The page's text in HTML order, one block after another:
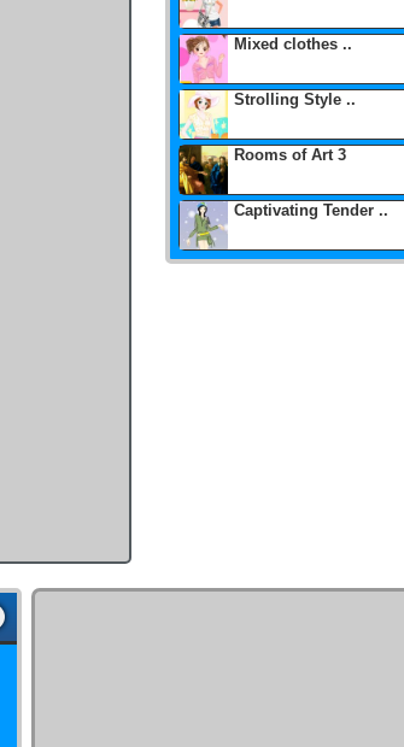
Mixed clothes ..
Strolling Style ..
Rooms of Art 3
Captivating Tender ..